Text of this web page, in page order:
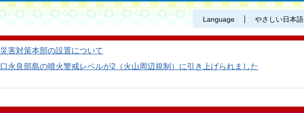
Language やさしい日本語
災害対策本部の設置について
口永良部島の噴火警戒レベルが2（火山周辺規制）に引き上げられました